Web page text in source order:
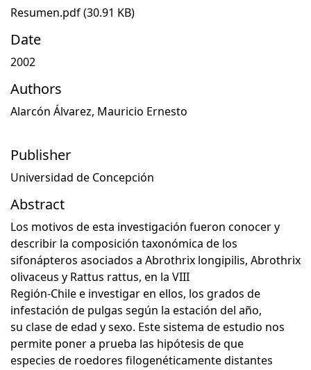
Resumen.pdf(30.91 KB)
Date
2002
Authors
Alarcón Álvarez, Mauricio Ernesto
Publisher
Universidad de Concepción
Abstract
Los motivos de esta investigación fueron conocer y
describir la composición taxonómica de los
sifonápteros asociados a Abrothrix longipilis, Abrothrix
olivaceus y Rattus rattus, en la VIII
Región-Chile e investigar en ellos, los grados de
infestación de pulgas según la estación del año,
su clase de edad y sexo. Este sistema de estudio nos
permite poner a prueba las hipótesis de que
especies de roedores filogenéticamente distantes